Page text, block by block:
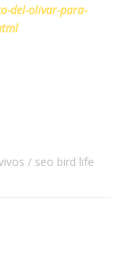
del-olivar-para-
seo bird life